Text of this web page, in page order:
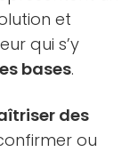
et
qui s’y
bases.
des
ou